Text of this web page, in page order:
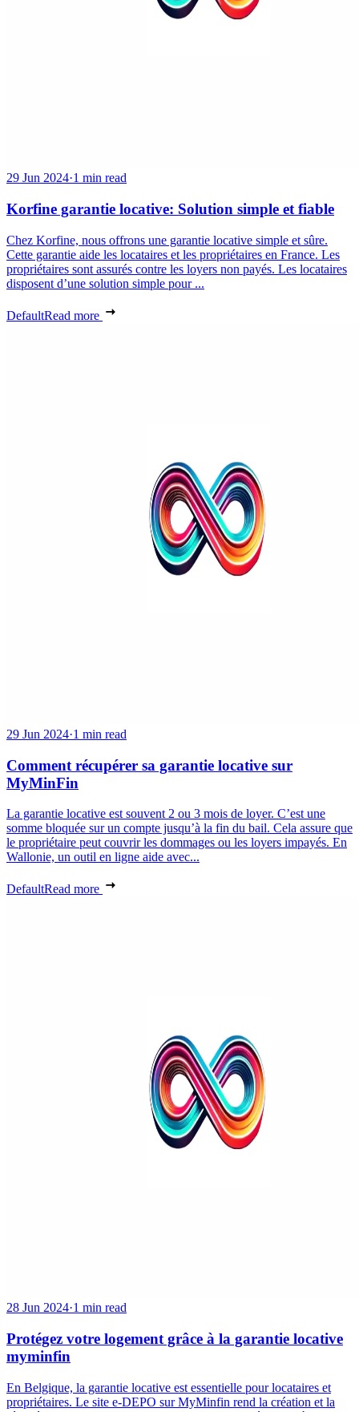
29 Jun 2024·1 min read
Korfine garantie locative: Solution simple et fiable
Chez Korfine, nous offrons une garantie locative simple et sûre.
Cette garantie aide les locataires et les propriétaires en France. Les
propriétaires sont assurés contre les loyers non payés. Les locataires
disposent d’une solution simple pour ...
DefaultRead more
29 Jun 2024·1 min read
Comment récupérer sa garantie locative sur
MyMinFin
La garantie locative est souvent 2 ou 3 mois de loyer. C’est une
somme bloquée sur un compte jusqu’à la fin du bail. Cela assure que
le propriétaire peut couvrir les dommages ou les loyers impayés. En
Wallonie, un outil en ligne aide avec...
DefaultRead more
28 Jun 2024·1 min read
Protégez votre logement grâce à la garantie locative
myminfin
En Belgique, la garantie locative est essentielle pour locataires et
propriétaires. Le site e-DEPO sur MyMinfin rend la création et la